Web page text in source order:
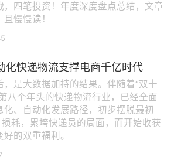
，四笔投资！年度深度盘点总结，文章
慢慢读！
化快递物流支撑电商千亿时代
，是大数据加持的结果。伴随着“双十
八个年头的快递物流行业，已经全面
化、自动化发展路径，初步摆脱最初
损耗，累垮快递员的局面，而开始收获
的双重福利。